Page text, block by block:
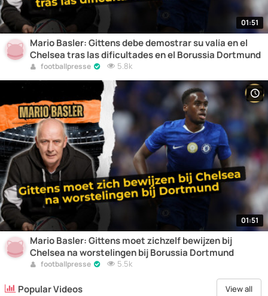
01:51
Mario Basler: Gittens debe demostrar su valía en el
Chelsea tras las dificultades en el Borussia Dortmund
footballpresse 5.8k
01:51
Mario Basler: Gittens moet zichzelf bewijzen bij
Chelsea na worstelingen bij Borussia Dortmund
footballpresse 5.5k
Popular Videos View all